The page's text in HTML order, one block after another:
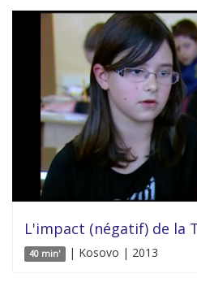
L'impact (négatif) de la
40 min' | Kosovo | 2013